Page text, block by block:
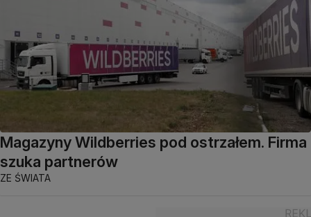
Magazyny Wildberries pod ostrzałem. Firma
szuka partnerów
ZE ŚWIATA